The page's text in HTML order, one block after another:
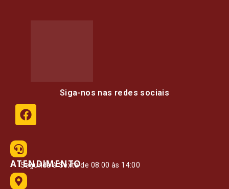
Siga-nos nas redes sociais
ATENDIMENTO
Segunda à Sexta de 08:00 às 14:00